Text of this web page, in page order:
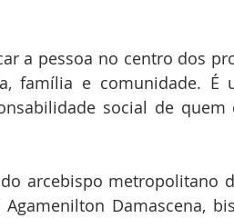
a pessoa no centro dos
família e comunidade. É
social de quem
arcebispo metropolitano
Damascena,